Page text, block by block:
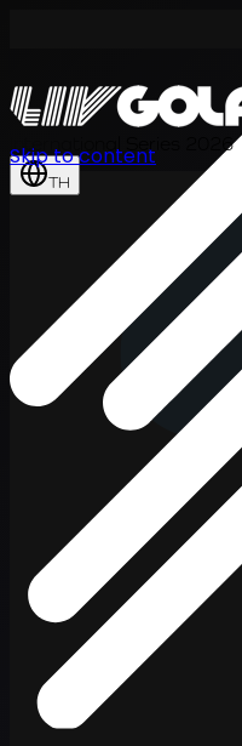
International Series 2026
TH
Skip to content